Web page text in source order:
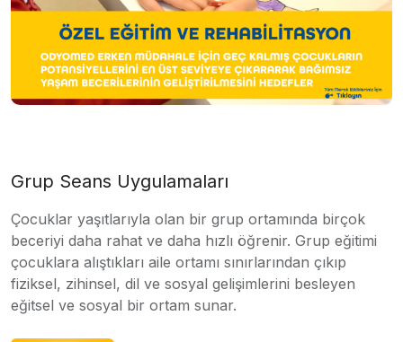
Grup Seans Uygulamaları
Çocuklar yaşıtlarıyla olan bir grup ortamında birçok
beceriyi daha rahat ve daha hızlı öğrenir. Grup eğitimi
çocuklara alıştıkları aile ortamı sınırlarından çıkıp
fiziksel, zihinsel, dil ve sosyal gelişimlerini besleyen
eğitsel ve sosyal bir ortam sunar.